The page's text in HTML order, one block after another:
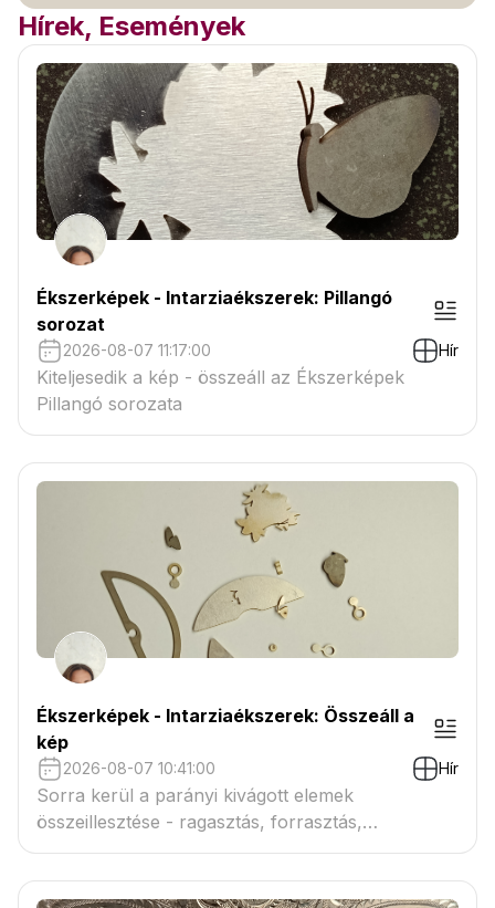
Hírek, Események
Ékszerképek - Intarziaékszerek: Pillangó
sorozat
2026-08-07 11:17:00 Hír
Kiteljesedik a kép - összeáll az Ékszerképek
Pillangó sorozata
Ékszerképek - Intarziaékszerek: Összeáll a
kép
2026-08-07 10:41:00 Hír
Sorra kerül a parányi kivágott elemek
összeillesztése - ragasztás, forrasztás,
szegecselés nélkül